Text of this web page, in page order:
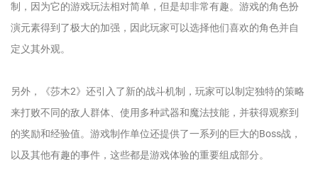
制，因为它的游戏玩法相对简单，但是却非常有趣。游戏的角色扮
演元素得到了极大的加强，因此玩家可以选择他们喜欢的角色并自
定义其外观。
另外，《莎木2》还引入了新的战斗机制，玩家可以制定独特的策略
来打败不同的敌人群体、使用多种武器和魔法技能，并获得观察到
的奖励和经验值。游戏制作单位还提供了一系列的巨大的Boss战，
以及其他有趣的事件，这些都是游戏体验的重要组成部分。